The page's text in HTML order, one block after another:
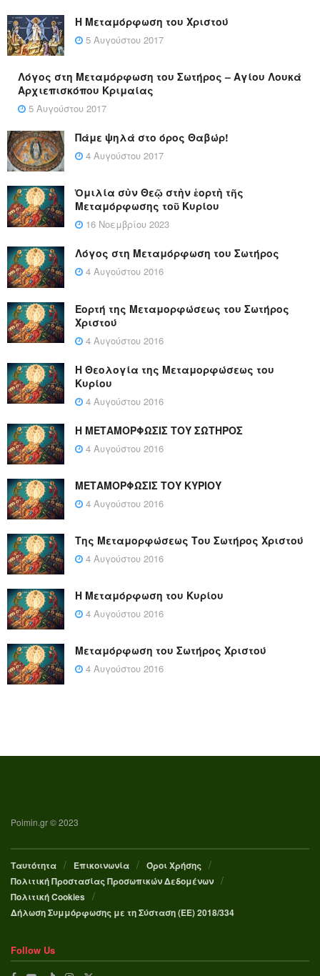
Η Μεταμόρφωση του Χριστού
5 Αυγούστου 2017
Λόγος στη Μεταμόρφωση του Σωτήρος – Αγίου Λουκά
Αρχιεπισκόπου Κριμαίας
5 Αυγούστου 2017
Πάμε ψηλά στο όρος Θαβώρ!
4 Αυγούστου 2017
Ὁμιλία σὺν Θεῷ στὴν ἑορτὴ τῆς
Μεταμόρφωσης τοῦ Κυρίου
16 Νοεμβρίου 2023
Λόγος στη Μεταμόρφωση του Σωτήρος
4 Αυγούστου 2016
Εορτή της Μεταμορφώσεως του Σωτήρος
Χριστού
4 Αυγούστου 2016
Η Θεολογία της Μεταμορφώσεως του
Κυρίου
4 Αυγούστου 2016
Η ΜΕΤΑΜΟΡΦΩΣΙΣ ΤΟΥ ΣΩΤΗΡΟΣ
4 Αυγούστου 2016
ΜΕΤΑΜΟΡΦΩΣΙΣ ΤΟΥ ΚΥΡΙΟΥ
4 Αυγούστου 2016
Της Μεταμορφώσεως Του Σωτήρος Χριστού
4 Αυγούστου 2016
Η Μεταμόρφωση του Κυρίου
4 Αυγούστου 2016
Μεταμόρφωση του Σωτήρος Χριστού
4 Αυγούστου 2016
Poimin.gr © 2023
Ταυτότητα Επικοινωνία
Όροι Χρήσης
Πολιτική Προστασίας Προσωπικών Δεδομένων
Πολιτική Cookies
Δήλωση Συμμόρφωσης με τη Σύσταση (ΕΕ) 2018/334
Follow Us